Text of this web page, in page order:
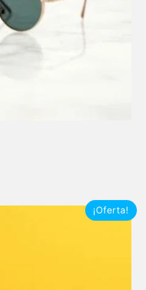
¡Oferta!